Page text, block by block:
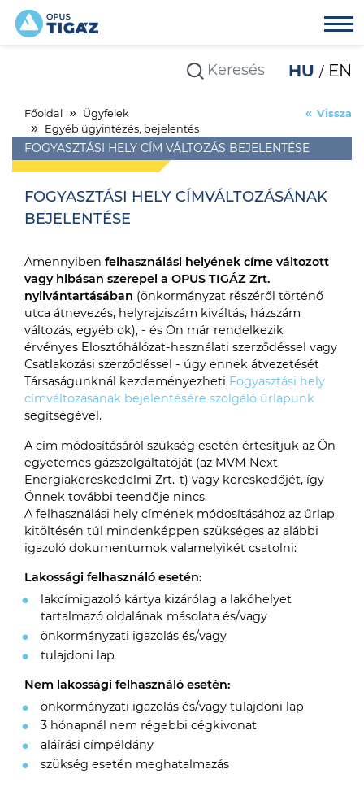
HU EN
Főoldal
Ügyfelek
Egyéb ügyintézés, bejelentés
FOGYASZTÁSI HELY CÍM VÁLTOZÁS BEJELENTÉSE
Vissza
FOGYASZTÁSI HELY CÍMVÁLTOZÁSÁNAK
BEJELENTÉSE
Amennyiben felhasználási helyének címe változott
vagy hibásan szerepel a OPUS TIGÁZ Zrt.
nyilvántartásában (önkormányzat részéről történő
utca átnevezés, helyrajziszám kiváltás, házszám
változás, egyéb ok), - és Ön már rendelkezik
érvényes Elosztóhálózat-használati szerződéssel vagy
Csatlakozási szerződéssel - úgy ennek átvezetését
Társaságunknál kezdeményezheti Fogyasztási hely
címváltozásának bejelentésére szolgáló űrlapunk
segítségével.
A cím módosításáról szükség esetén értesítjük az Ön
egyetemes gázszolgáltatóját (az MVM Next
Energiakereskedelmi Zrt.-t) vagy kereskedőjét, így
Önnek további teendője nincs.
A felhasználási hely címének módosításához az űrlap
kitöltésén túl mindenképpen szükséges az alábbi
igazoló dokumentumok valamelyikét csatolni:
Lakossági felhasználó esetén:
lakcímigazoló kártya kizárólag a lakóhelyet
tartalmazó oldalának másolata és/vagy
önkormányzati igazolás és/vagy
tulajdoni lap
Nem lakossági felhasználó esetén:
önkormányzati igazolás és/vagy tulajdoni lap
3 hónapnál nem régebbi cégkivonat
aláírási címpéldány
szükség esetén meghatalmazás